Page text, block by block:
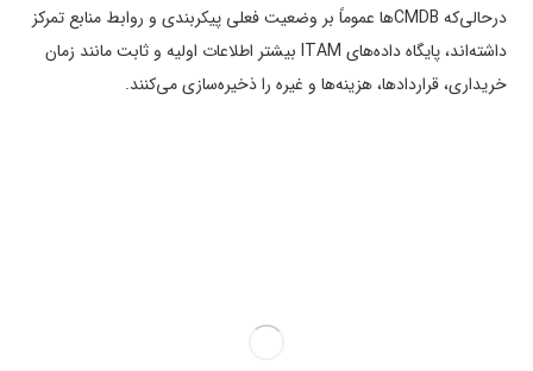
درحالی‌که CMDBها عموماً بر وضعیت فعلی پیکربندی و روابط منابع تمرکز
داشته‌­اند، پایگاه داده­‌های ITAM بیشتر اطلاعات اولیه و ثابت مانند زمان
خریداری، قراردادها، هزینه­‌ها و غیره را ذخیره­‌سازی می­‌کنند.